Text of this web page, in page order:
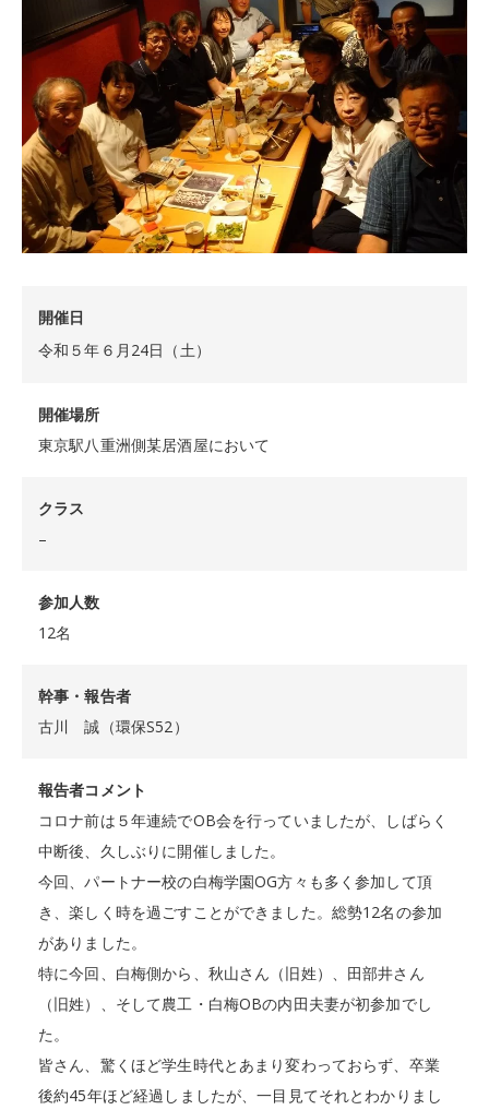
開催日
令和５年６月24日（土）
開催場所
東京駅八重洲側某居酒屋において
クラス
–
参加人数
12名
幹事・報告者
古川 誠（環保S52）
報告者コメント
コロナ前は５年連続でOB会を行っていましたが、しばらく
中断後、久しぶりに開催しました。
今回、パートナー校の白梅学園OG方々も多く参加して頂
き、楽しく時を過ごすことができました。総勢12名の参加
がありました。
特に今回、白梅側から、秋山さん（旧姓）、田部井さん
（旧姓）、そして農工・白梅OBの内田夫妻が初参加でし
た。
皆さん、驚くほど学生時代とあまり変わっておらず、卒業
後約45年ほど経過しましたが、一目見てそれとわかりまし